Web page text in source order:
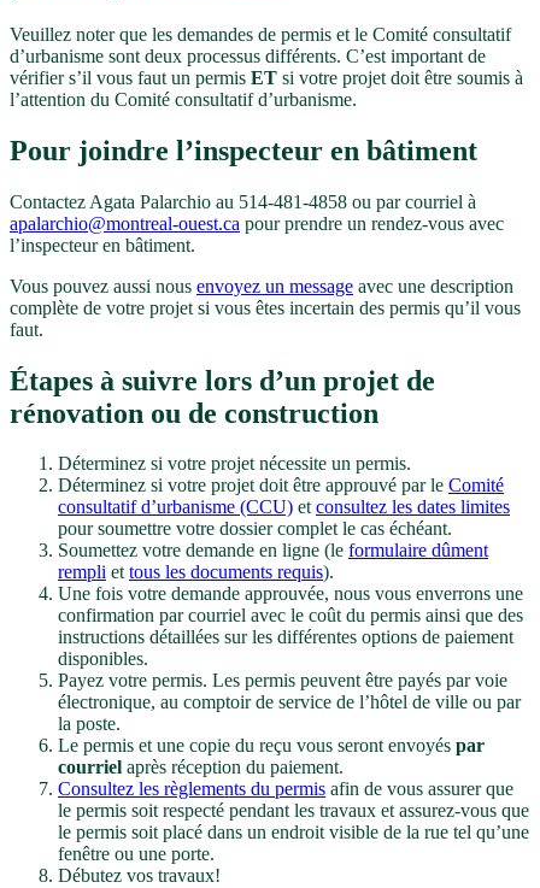
Veuillez noter que les demandes de permis et le Comité consultatif
d’urbanisme sont deux processus différents. C’est important de
vérifier s’il vous faut un permis ET si votre projet doit être soumis à
l’attention du Comité consultatif d’urbanisme.
Pour joindre l’inspecteur en bâtiment
Contactez Agata Palarchio au 514-481-4858 ou par courriel à
apalarchio@montreal-ouest.ca pour prendre un rendez-vous avec
l’inspecteur en bâtiment.
Vous pouvez aussi nous envoyez un message avec une description
complète de votre projet si vous êtes incertain des permis qu’il vous
faut.
Étapes à suivre lors d’un projet de
rénovation ou de construction
Déterminez si votre projet nécessite un permis.
Déterminez si votre projet doit être approuvé par le Comité
consultatif d’urbanisme (CCU) etconsultez les dates limites
pour soumettre votre dossier complet le cas échéant.
Soumettez votre demande en ligne (le formulaire dûment
rempli ettous les documents requis).
Une fois votre demande approuvée, nous vous enverrons une
confirmation par courriel avec le coût du permis ainsi que des
instructions détaillées sur les différentes options de paiement
disponibles.
Payez votre permis. Les permis peuvent être payés par voie
électronique, au comptoir de service de l’hôtel de ville ou par
la poste.
Le permis et une copie du reçu vous seront envoyés par
courriel après réception du paiement.
Consultez les règlements du permis afin de vous assurer que
le permis soit respecté pendant les travaux et assurez-vous que
le permis soit placé dans un endroit visible de la rue tel qu’une
fenêtre ou une porte.
Débutez vos travaux!